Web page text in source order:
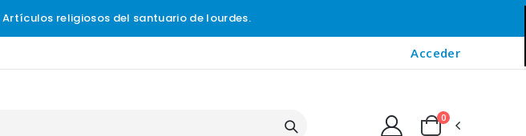
Artículos religiosos del santuario de lourdes.
Acceder
0